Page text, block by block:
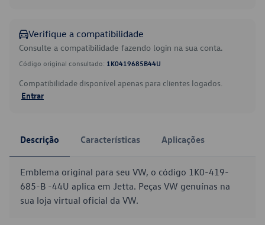
Verifique a compatibilidade
Consulte a compatibilidade fazendo login na sua conta.
Código original consultado: 1K0419685B44U
Compatibilidade disponível apenas para clientes logados.
Entrar
Descrição Características Aplicações
Emblema original para seu VW, o código 1K0-419-
685-B -44U aplica em Jetta. Peças VW genuínas na
sua loja virtual oficial da VW.